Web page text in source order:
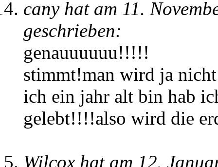
cany hat am 11.
geschrieben:
genauuuuuu!!!!!
stimmt!man wird ja
ich ein jahr alt bin hab
gelebt!!!!also wird die
Wilcox hat am 12.